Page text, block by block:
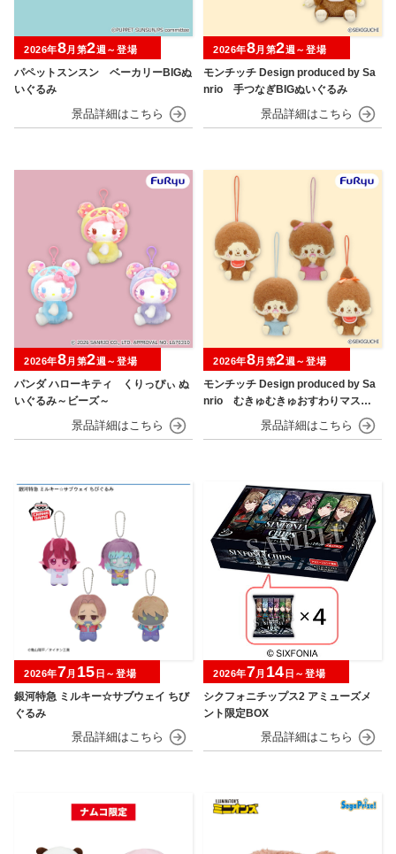
パペットスンスン ベーカリーBIGぬ
いぐるみ
2026年8月第2週～登場
モンチッチ Design produced by Sa
nrio 手つなぎBIGぬいぐるみ
2026年8月第2週～登場
パンダ ハローキティ くりっぴぃ ぬ
いぐるみ～ビーズ～
2026年8月第2週～登場
モンチッチ Design produced by Sa
nrio むきゅむきゅおすわりマスコ
2026年8月第2週～登場
銀河特急 ミルキー☆サブウェイ ちび
ぐるみ
2026年7月 15 日～登場
シクフォニチップス2 アミューズメ
ント限定BOX
2026年7月 14 日～登場